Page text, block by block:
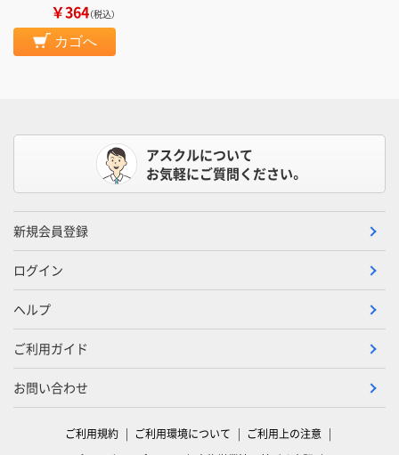
￥364（税込）
カゴへ
アスクルについて
お気軽にご質問ください。
新規会員登録
ログイン
ヘルプ
ご利用ガイド
お問い合わせ
ご利用規約 ご利用環境について
ご利用上の注意